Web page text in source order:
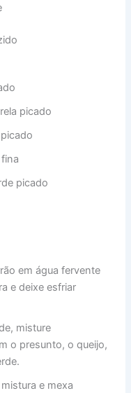
picado
picado
em água fervente
e deixe esfriar
misture
o presunto, o queijo,
e mexa